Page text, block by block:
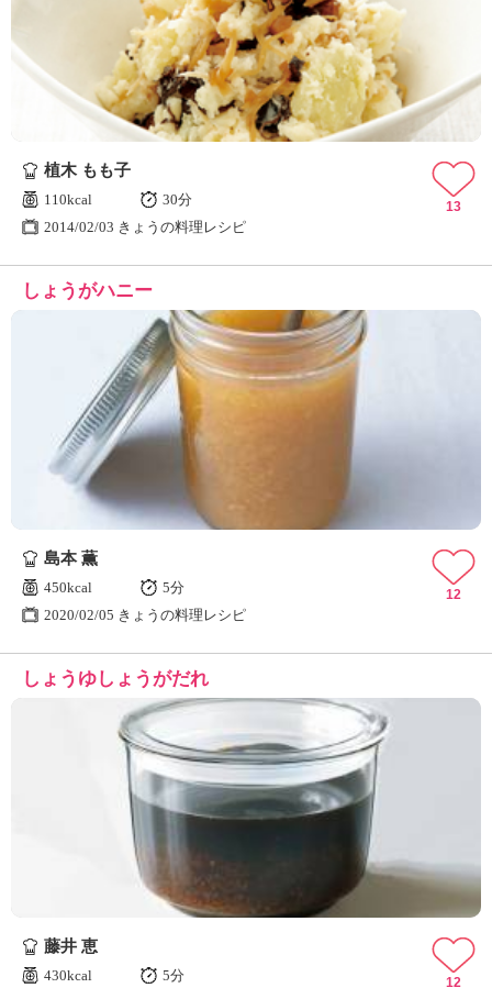
植木 もも子
110kcal
30分
2014/02/03 きょうの料理レシピ
13
しょうがハニー
島本 薫
450kcal
5分
2020/02/05 きょうの料理レシピ
12
しょうゆしょうがだれ
藤井 恵
430kcal
5分
12